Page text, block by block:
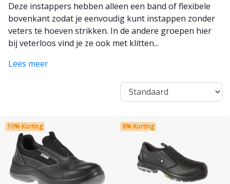
Deze instappers hebben alleen een band of flexibele
bovenkant zodat je eenvoudig kunt instappen zonder
veters te hoeven strikken. In de andere groepen hier
bij veterloos vind je ze ook met klitten...
Lees meer
10% Korting 8% Korting